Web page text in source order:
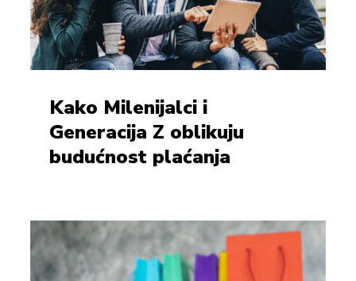
Kako Milenijalci i
Generacija Z oblikuju
budućnost plaćanja